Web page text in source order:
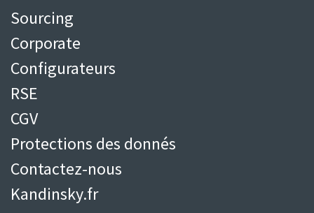
Sourcing
Corporate
Configurateurs
RSE
CGV
Protections des donnés
Contactez-nous
Kandinsky.fr